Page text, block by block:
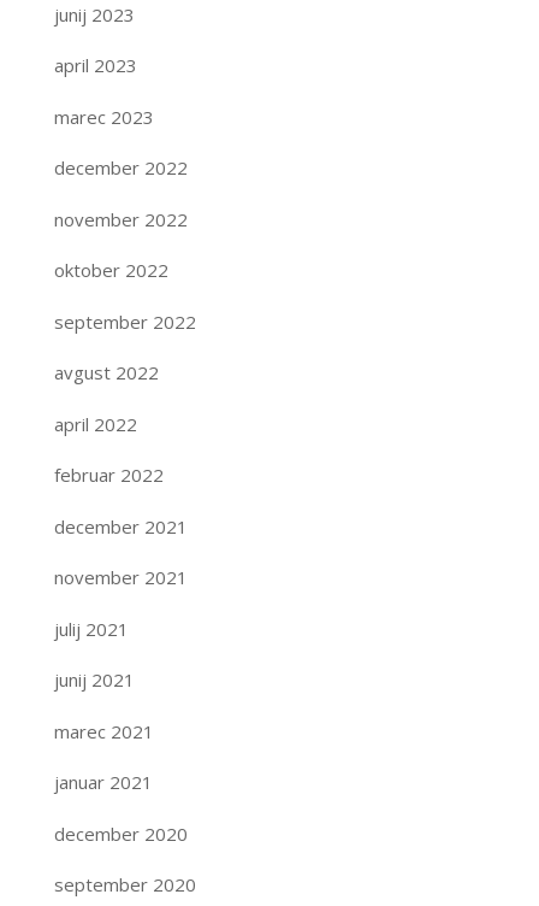
junij 2023
april 2023
marec 2023
december 2022
november 2022
oktober 2022
september 2022
avgust 2022
april 2022
februar 2022
december 2021
november 2021
julij 2021
junij 2021
marec 2021
januar 2021
december 2020
september 2020